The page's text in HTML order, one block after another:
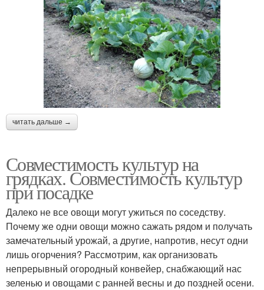
читать дальше →
Совместимость культур на
грядках. Совместимость культур
при посадке
Далеко не все овощи могут ужиться по соседству.
Почему же одни овощи можно сажать рядом и получать
замечательный урожай, а другие, напротив, несут одни
лишь огорчения? Рассмотрим, как организовать
непрерывный огородный конвейер, снабжающий нас
зеленью и овощами с ранней весны и до поздней осени.